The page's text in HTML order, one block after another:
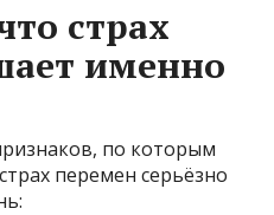
страх
именно
по которым
перемен серьёзно